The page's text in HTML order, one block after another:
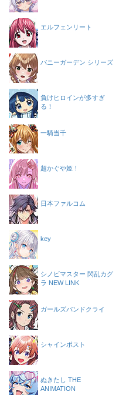
エルフェンリート
バニーガーデン シリーズ
負けヒロインが多すぎ
る！
一騎当千
超かぐや姫！
日本ファルコム
key
シノビマスター 閃乱カグ
ラ NEW LINK
ガールズバンドクライ
シャインポスト
ぬきたし THE
ANIMATION